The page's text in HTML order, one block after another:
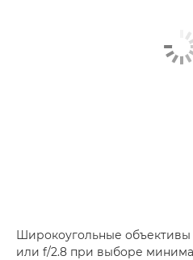
Широкоугольные объективы
или f/2.8 при выборе